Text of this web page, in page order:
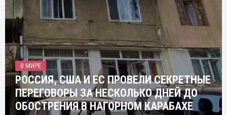
В МИРЕ
РОССИЯ, США И ЕС ПРОВЕЛИ СЕКРЕТНЫЕ
ПЕРЕГОВОРЫ ЗА НЕСКОЛЬКО ДНЕЙ ДО
ОБОСТРЕНИЯ В НАГОРНОМ КАРАБАХЕ